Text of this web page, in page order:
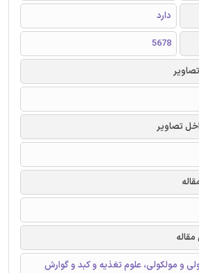
دارد
5678
تصاویر
و مولکولی، علوم تغذیه و کبد و گوارش